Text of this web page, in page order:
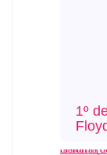
1º
Guitarra de David Gilmour vendida: